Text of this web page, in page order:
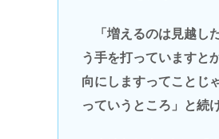
「増えるのは見越し
う手を打っていますと
向にしますってことじ
っていうところ」と続